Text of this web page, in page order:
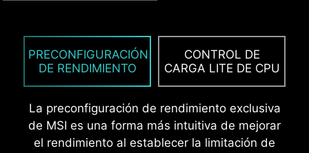
PRECONFIGURACIÓN
DE RENDIMIENTO
CONTROL DE
CARGA LITE DE CPU
La preconfiguración de rendimiento exclusiva
de MSI es una forma más intuitiva de mejorar
el rendimiento al establecer la limitación de
TRANSITORIO (TVS)
Los Supresores de Voltaje Transitorio (TVS) son
dispositivos de protección diseñados para
evitar daños por voltajes excesivos. Todas las
Placas Madre MSI están equipadas con TVS.
Cuando el voltaje se eleva de manera anormal,